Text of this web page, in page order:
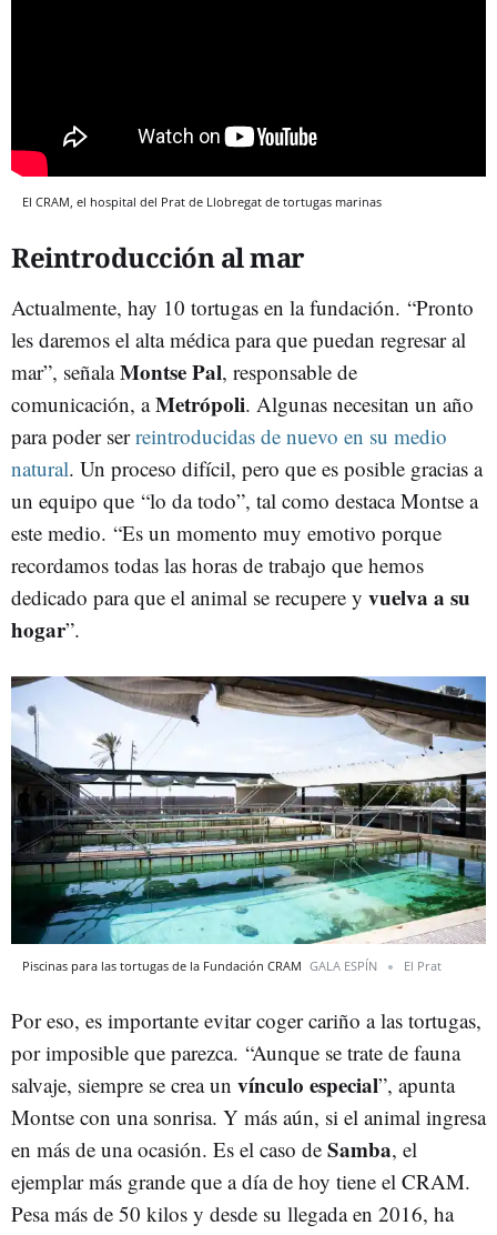
El CRAM, el hospital del Prat de Llobregat de tortugas marinas
Reintroducción al mar
Actualmente, hay 10 tortugas en la fundación. “Pronto
les daremos el alta médica para que puedan regresar al
mar”, señalaMontse Pal, responsable de
comunicación, aMetrópoli. Algunas necesitan un año
para poder serreintroducidas de nuevo en su medio
natural. Un proceso difícil, pero que es posible gracias a
un equipo que “lo da todo”, tal como destaca Montse a
este medio. “Es un momento muy emotivo porque
recordamos todas las horas de trabajo que hemos
dedicado para que el animal se recupere y vuelva a su
hogar”.
Piscinas para las tortugas de la Fundación CRAM GALA ESPÍN El Prat
Por eso, es importante evitar coger cariño a las tortugas,
por imposible que parezca. “Aunque se trate de fauna
salvaje, siempre se crea un vínculo especial”, apunta
Montse con una sonrisa. Y más aún, si el animal ingresa
en más de una ocasión. Es el caso de Samba, el
ejemplar más grande que a día de hoy tiene el CRAM.
Pesa más de 50 kilos y desde su llegada en 2016, ha